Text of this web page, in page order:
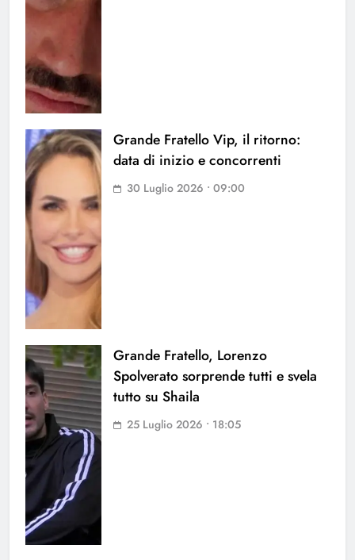
Grande Fratello Vip, il ritorno:
data di inizio e concorrenti
30 Luglio 2026 • 09:00
Grande Fratello, Lorenzo
Spolverato sorprende tutti e svela
tutto su Shaila
25 Luglio 2026 • 18:05